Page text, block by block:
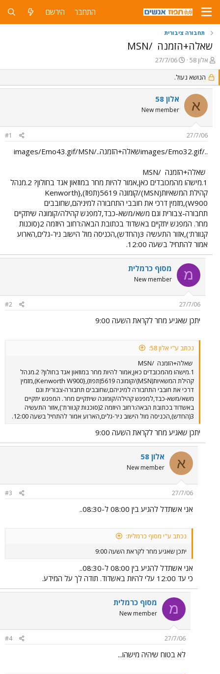
התחבר הירשם
תחבורה ציבורית
שאלה+הזמנה /MSN
פ
ו
ת
ח
נ
אלון 58
פ
ו
ר
ס
ם
ב
ת
27/7/06
הנושא נעול.
א אלון 58
New member
27/7/06
#1
../images/Emo32.gifשאלה+הזמנה../images/Emo43.gif/MSN
שאלה+הזמנה /MSN
1.מישהו מהמכובדים כאן,אמור להיות מחר במוזאון אגד בחולון? 2.מנהל
קהילת המשאיות(MSN)/קומונה 5619(תפוז),{Kenworth
W900),מזמין דרכי את חובבי התחבורה למיניהם,שחובבים
תחבורה-צבורית וגם משא/משא-כבד,למפגש קהילה/קומונה שיתקיים
מחר. המפגש יתקיים באשדוד בכתובת הבאה:רחוב היוזמה 2(סוכנות
קנוורת'),אזור התעשיה 3(החדש),הכניסה מול הישוב ניר-גלים,הארוע
אמור להתחיל בשעה 12:00.
מ מסוף כרמלית
New member
27/7/06
#2
יתכן שאגיע מחר לקראת השעה 9:00
נכתב ע"י אלון 58:
שאלה+הזמנה /MSN
1.מישהו מהמכובדים כאן,אמור להיות מחר במוזאון אגד בחולון? 2.מנהל
קהילת המשאיות(MSN)/קומונה 5619(תפוז),{Kenworth W900),מזמין
דרכי את חובבי התחבורה למיניהם,שחובבים תחבורה-צבורית וגם
משא/משא-כבד,למפגש קהילה/קומונה שיתקיים מחר. המפגש יתקיים
באשדוד בכתובת הבאה:רחוב היוזמה 2(סוכנות קנוורת'),אזור התעשיה
3(החדש),הכניסה מול הישוב ניר-גלים,הארוע אמור להתחיל בשעה 12:00.
יתכן שאגיע מחר לקראת השעה 9:00
א אלון 58
New member
27/7/06
#3
אני אשתדל להגיע בין 08:00 ל-08:30..
נכתב ע"י מסוף כרמלית:
יתכן שאגיע מחר לקראת השעה 9:00
אני אשתדל להגיע בין 08:00 ל-08:30..
כי עד 12:00 עלי להיות באשדוד. תודה לך על המידע.
מ מסוף כרמלית
New member
27/7/06
#4
לא בטוח שיהיה מישהו...